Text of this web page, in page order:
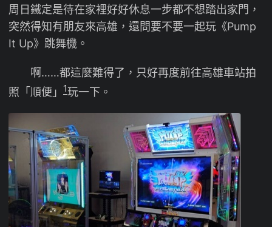
周日鐵定是待在家裡好好休息一步都不想踏出家門，
突然得知有朋友來高雄，還問要不要一起玩《Pump
It Up》跳舞機。
啊……都這麼難得了，只好再度前往高雄車站拍
照「順便」
1玩一下。